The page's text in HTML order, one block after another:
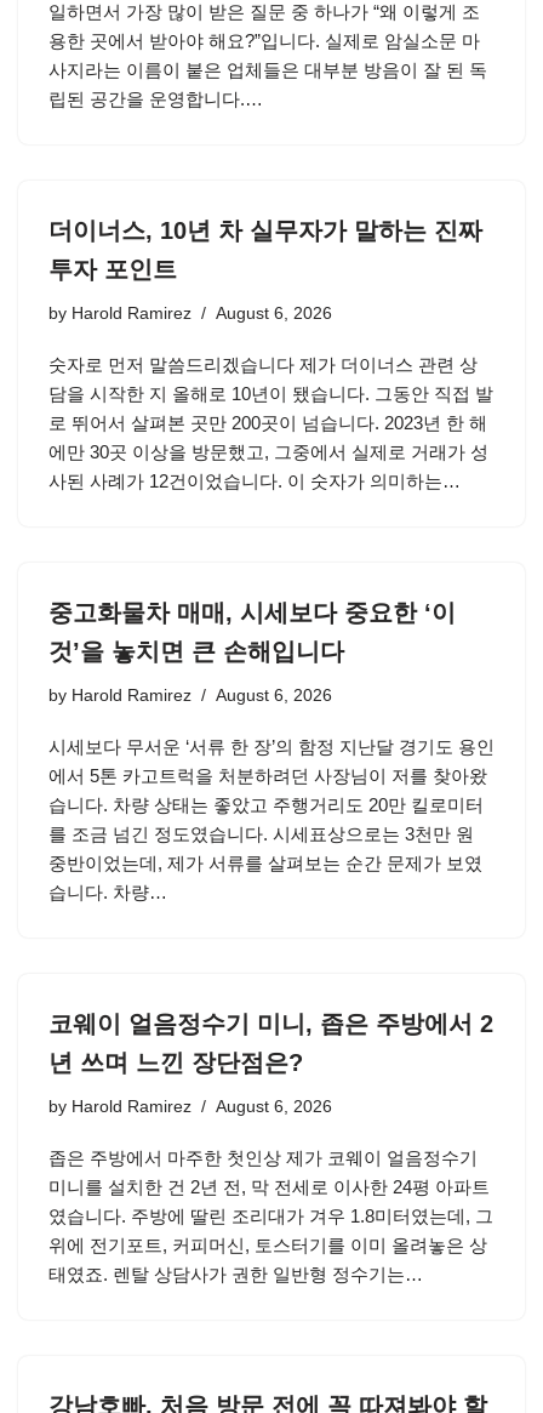
일하면서 가장 많이 받은 질문 중 하나가 “왜 이렇게 조
용한 곳에서 받아야 해요?”입니다. 실제로 암실소문 마
사지라는 이름이 붙은 업체들은 대부분 방음이 잘 된 독
립된 공간을 운영합니다.…
더이너스, 10년 차 실무자가 말하는 진짜
투자 포인트
by Harold Ramirez August 6, 2026
숫자로 먼저 말씀드리겠습니다 제가 더이너스 관련 상
담을 시작한 지 올해로 10년이 됐습니다. 그동안 직접 발
로 뛰어서 살펴본 곳만 200곳이 넘습니다. 2023년 한 해
에만 30곳 이상을 방문했고, 그중에서 실제로 거래가 성
사된 사례가 12건이었습니다. 이 숫자가 의미하는…
중고화물차 매매, 시세보다 중요한 ‘이
것’을 놓치면 큰 손해입니다
by Harold Ramirez August 6, 2026
시세보다 무서운 ‘서류 한 장’의 함정 지난달 경기도 용인
에서 5톤 카고트럭을 처분하려던 사장님이 저를 찾아왔
습니다. 차량 상태는 좋았고 주행거리도 20만 킬로미터
를 조금 넘긴 정도였습니다. 시세표상으로는 3천만 원
중반이었는데, 제가 서류를 살펴보는 순간 문제가 보였
습니다. 차량…
코웨이 얼음정수기 미니, 좁은 주방에서 2
년 쓰며 느낀 장단점은?
by Harold Ramirez August 6, 2026
좁은 주방에서 마주한 첫인상 제가 코웨이 얼음정수기
미니를 설치한 건 2년 전, 막 전세로 이사한 24평 아파트
였습니다. 주방에 딸린 조리대가 겨우 1.8미터였는데, 그
위에 전기포트, 커피머신, 토스터기를 이미 올려놓은 상
태였죠. 렌탈 상담사가 권한 일반형 정수기는…
강남호빠, 처음 방문 전에 꼭 따져봐야 할